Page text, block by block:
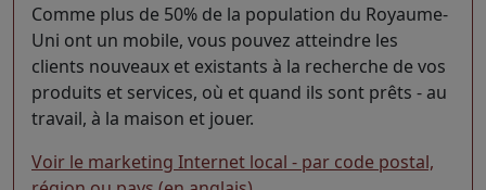
Comme plus de 50% de la population du Royaume-
Uni ont un mobile, vous pouvez atteindre les
clients nouveaux et existants à la recherche de vos
produits et services, où et quand ils sont prêts - au
travail, à la maison et jouer.
Voir le marketing Internet local - par code postal,